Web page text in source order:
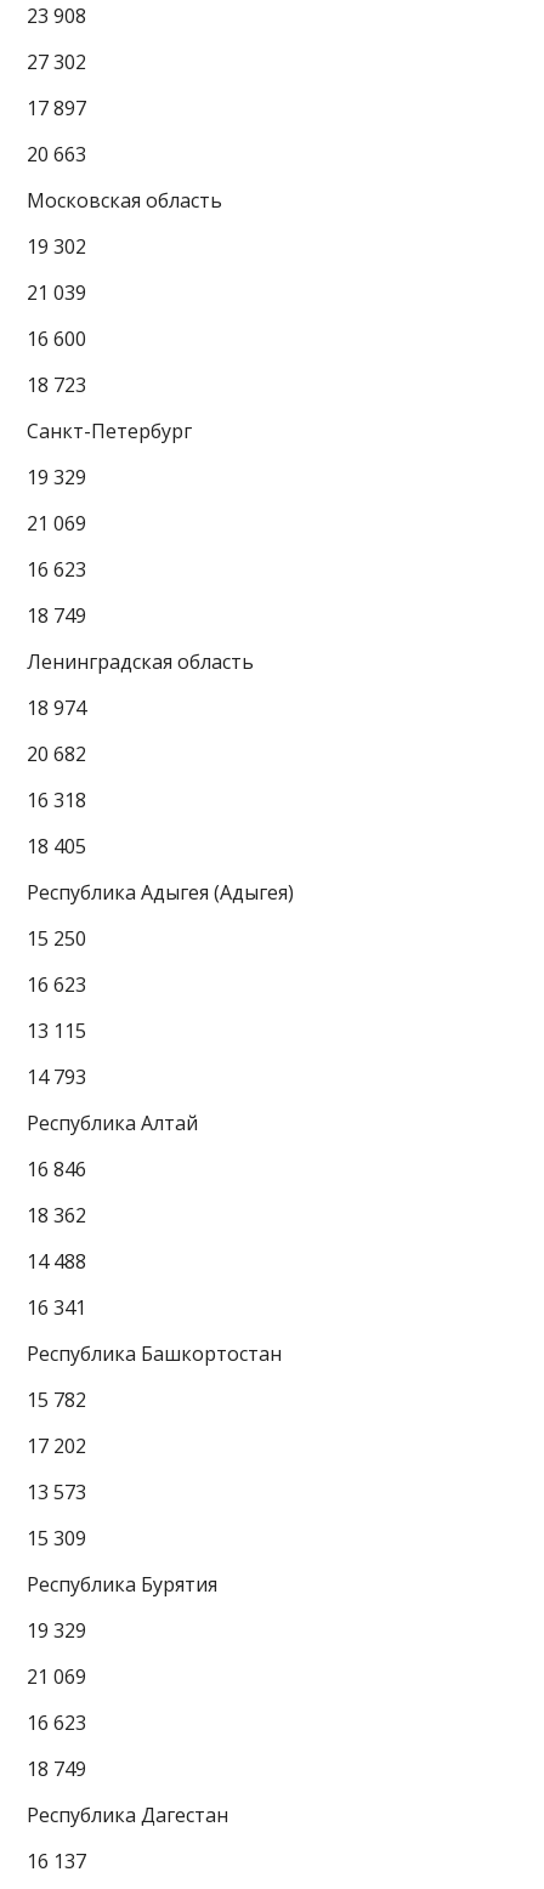
23 908
27 302
17 897
20 663
Московская область
19 302
21 039
16 600
18 723
Санкт-Петербург
19 329
21 069
16 623
18 749
Ленинградская область
18 974
20 682
16 318
18 405
Республика Адыгея (Адыгея)
15 250
16 623
13 115
14 793
Республика Алтай
16 846
18 362
14 488
16 341
Республика Башкортостан
15 782
17 202
13 573
15 309
Республика Бурятия
19 329
21 069
16 623
18 749
Республика Дагестан
16 137